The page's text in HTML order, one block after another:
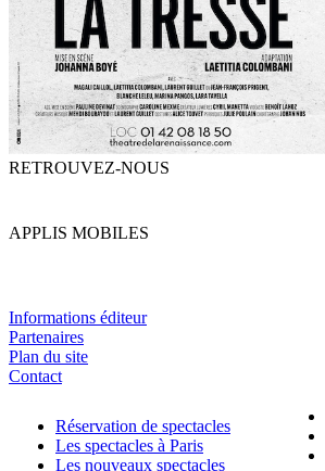
RETROUVEZ-NOUS
APPLIS MOBILES
Informations éditeur
Partenaires
Plan du site
Contact
Réservation de spectacles
Les spectacles à Paris
Les nouveaux spectacles